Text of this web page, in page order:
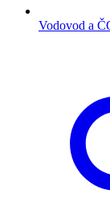
Vodovod a